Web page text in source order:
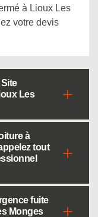
à Lioux Les
votre devis
Les
à
tout
fuite
Monges